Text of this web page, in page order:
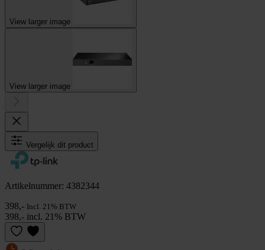
View larger image
View larger image
Vergelijk dit product
Artikelnummer: 4382344
398,- Incl. 21% BTW
398,- incl. 21% BTW